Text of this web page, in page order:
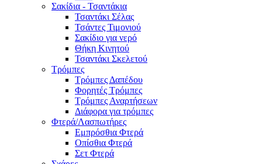
Σακίδια - Τσαντάκια
Τσαντάκι Σέλας
Τσάντες Τιμονιού
Σακίδιο για νερό
Θήκη Κινητού
Τσαντάκι Σκελετού
Τρόμπες
Τρόμπες Δαπέδου
Φορητές Τρόμπες
Τρόμπες Αναρτήσεων
Διάφορα για τρόμπες
Φτερά/Λασπωτήρες
Εμπρόσθια Φτερά
Οπίσθια Φτερά
Σετ Φτερά